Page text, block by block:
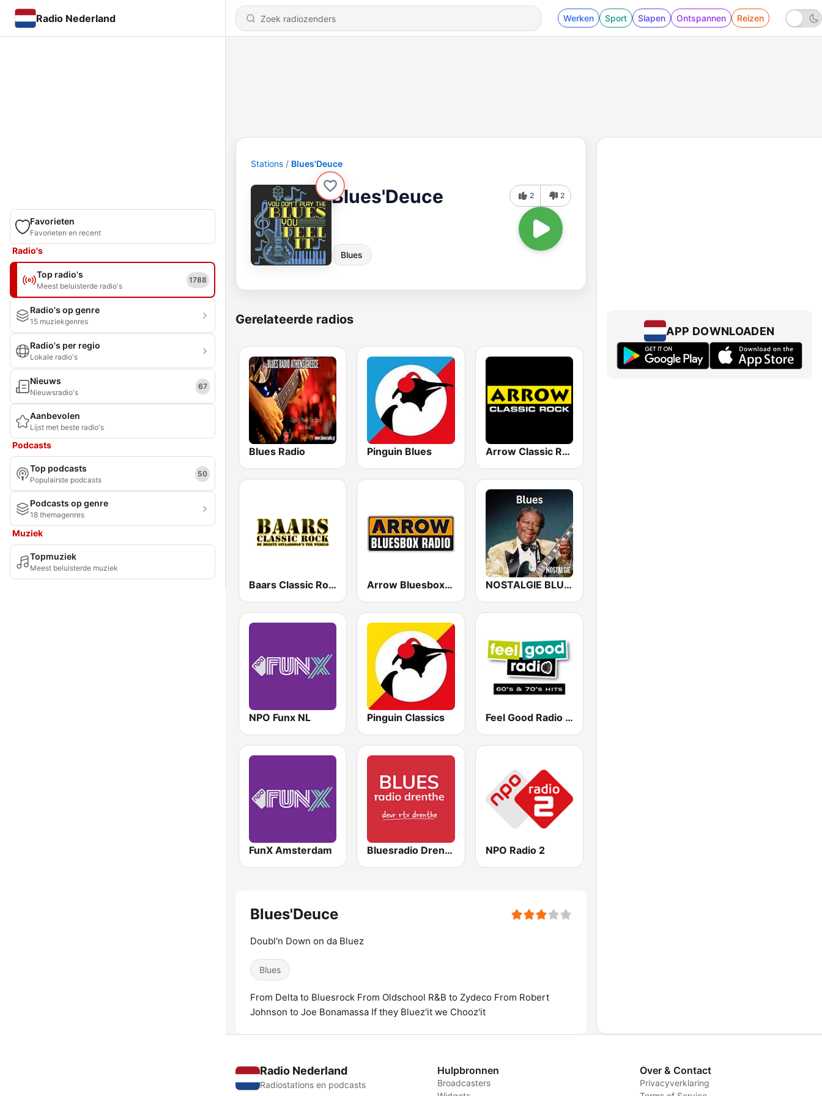
Radio Nederland Werken Sport Slapen Ontspannen Reizen
Favorieten
Favorieten en recent
Radio's
Top radio's
Meest beluisterde radio's
1788
Radio's op genre
15 muziekgenres
Radio's per regio
Lokale radio's
Nieuws
Nieuwsradio's
67
Aanbevolen
Lijst met beste radio's
Podcasts
Top podcasts
Populairste podcasts
50
Podcasts op genre
18 themagenres
Muziek
Topmuziek
Meest beluisterde muziek
Stations Blues'Deuce
Blues'Deuce
Blues
2 2
Gerelateerde radios
Blues Radio Pinguin Blues Arrow Classic Rock
Baars Classic Rock Arrow Bluesbox Rock NOSTALGIE BLUES
NPO Funx NL Pinguin Classics Feel Good Radio 60's & 70's Hits
FunX Amsterdam Bluesradio Drenthe NPO Radio 2
Blues'Deuce
Doubl'n Down on da Bluez
Blues
From Delta to Bluesrock From Oldschool R&B to Zydeco From Robert
Johnson to Joe Bonamassa If they Bluez'it we Chooz'it
APP DOWNLOADEN
Radio Nederland
Radiostations en podcasts
Hulpbronnen
Broadcasters
Over & Contact
Privacyverklaring